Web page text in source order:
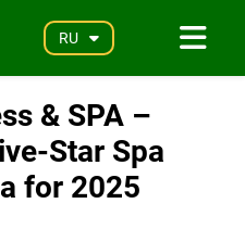
RU
& SPA –
Star Spa
for 2025